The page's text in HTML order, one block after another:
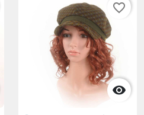

favorite_border